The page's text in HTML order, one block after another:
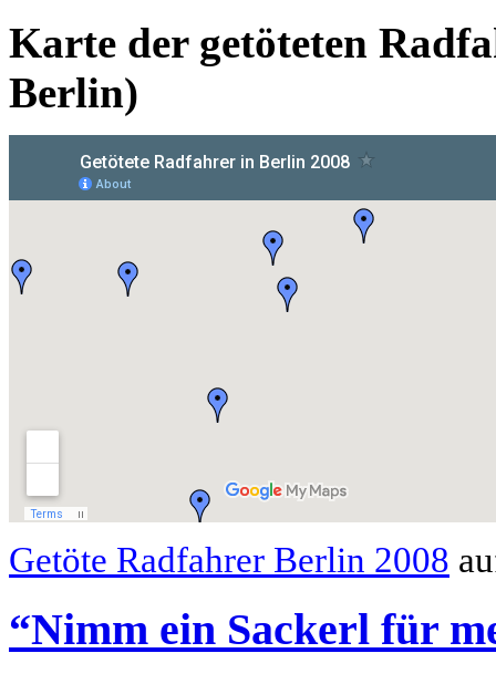
Karte der getöteten
Berlin)
Getöte Radfahrer Berlin 2008
“Nimm ein Sackerl für